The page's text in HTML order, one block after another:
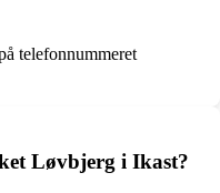
telefonnummeret
Løvbjerg i Ikast?